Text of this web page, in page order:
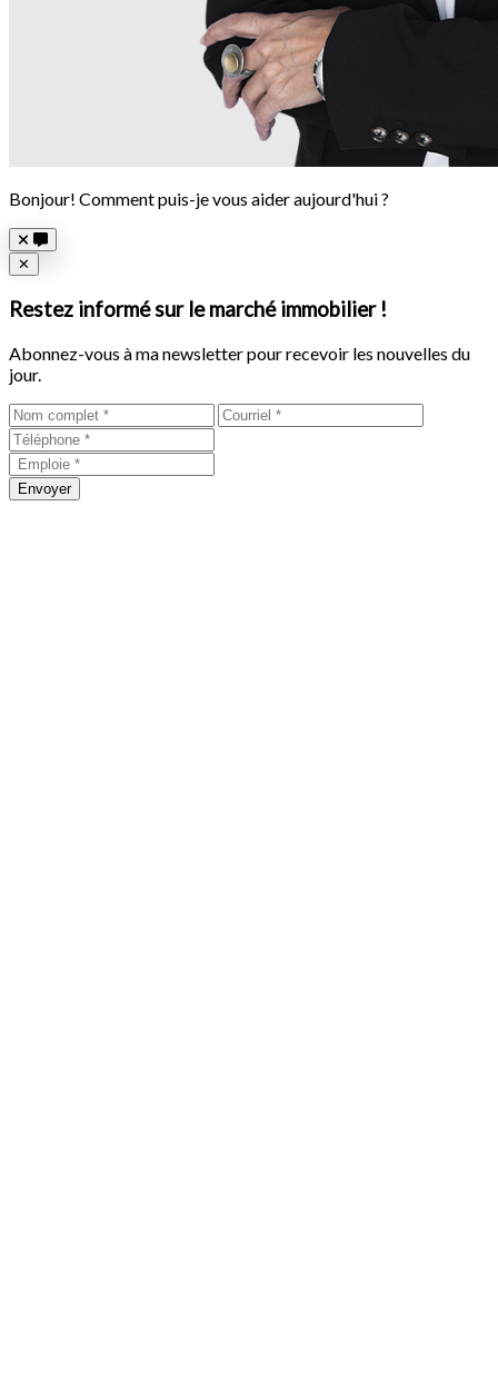
Bonjour! Comment puis-je vous aider aujourd'hui ?
Close
✕
Restez informé sur le marché immobilier !
Abonnez-vous à ma newsletter pour recevoir les nouvelles du
jour.
Envoyer